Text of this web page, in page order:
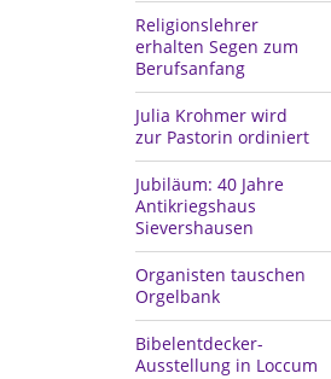
Religionslehrer
erhalten Segen zum
Berufsanfang
Julia Krohmer wird
zur Pastorin ordiniert
Jubiläum: 40 Jahre
Antikriegshaus
Sievershausen
Organisten tauschen
Orgelbank
Bibelentdecker-
Ausstellung in Loccum